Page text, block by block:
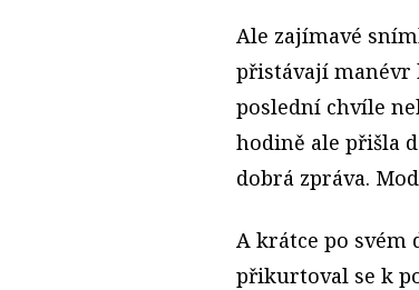
Ale zajímavé
přistávají manévr
poslední chvíle
hodině ale přišla
dobrá zpráva.
A krátce po
přikurtoval se k